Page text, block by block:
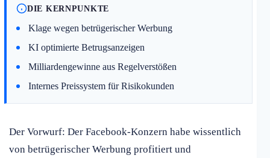
DIE KERNPUNKTE
Klage wegen betrügerischer Werbung
KI optimierte Betrugsanzeigen
Milliardengewinne aus Regelverstößen
Internes Preissystem für Risikokunden
Der Vorwurf: Der Facebook-Konzern habe wissentlich
von betrügerischer Werbung profitiert und